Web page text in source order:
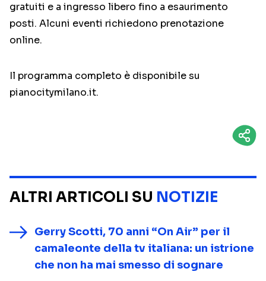
gratuiti e a ingresso libero fino a esaurimento
posti. Alcuni eventi richiedono prenotazione
online.
Il programma completo è disponibile su
pianocitymilano.it.
ALTRI ARTICOLI SU NOTIZIE
Gerry Scotti, 70 anni “On Air” per il
camaleonte della tv italiana: un istrione
che non ha mai smesso di sognare